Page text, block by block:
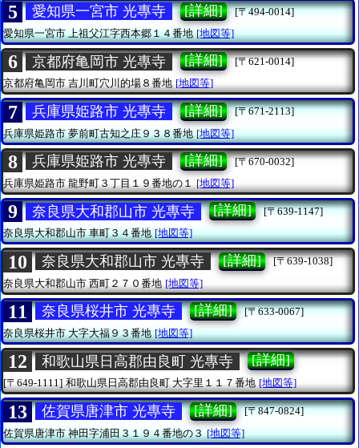
5 愛知県一宮市 光專寺 [詳細]
[〒494-0014]
愛知県一宮市上祖父江字西本郷１４番地 [地図等]
6 京都府亀岡市 光專寺 [詳細]
[〒621-0014]
京都府亀岡市吉川町穴川的場８番地 [地図等]
7 兵庫県姫路市 光專寺 [詳細]
[〒671-2113]
兵庫県姫路市夢前町古知之庄９３８番地 [地図等]
8 兵庫県姫路市 光專寺 [詳細]
[〒670-0032]
兵庫県姫路市 龍野町３丁目１９番地の１ [地図等]
9 奈良県大和郡山市 光專寺 [詳細]
[〒639-1147]
奈良県大和郡山市車町３４番地 [地図等]
10 奈良県大和郡山市 光專寺 [詳細]
[〒639-1038]
奈良県大和郡山市 西町２７０番地 [地図等]
11 奈良県桜井市 光專寺 [詳細]
[〒633-0067]
奈良県桜井市大字大福９３番地 [地図等]
12 和歌山県日高郡由良町 光專寺 [詳細]
[〒649-1111] 和歌山県日高郡由良町大字里１１７番地 [地図等]
13 佐賀県唐津市 光專寺 [詳細]
[〒847-0824]
佐賀県唐津市神田字浦田３１９４番地の３ [地図等]